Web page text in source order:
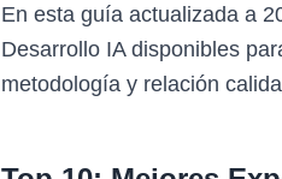
En esta guía actualizada a
Desarrollo IA disponibles
metodología y relación